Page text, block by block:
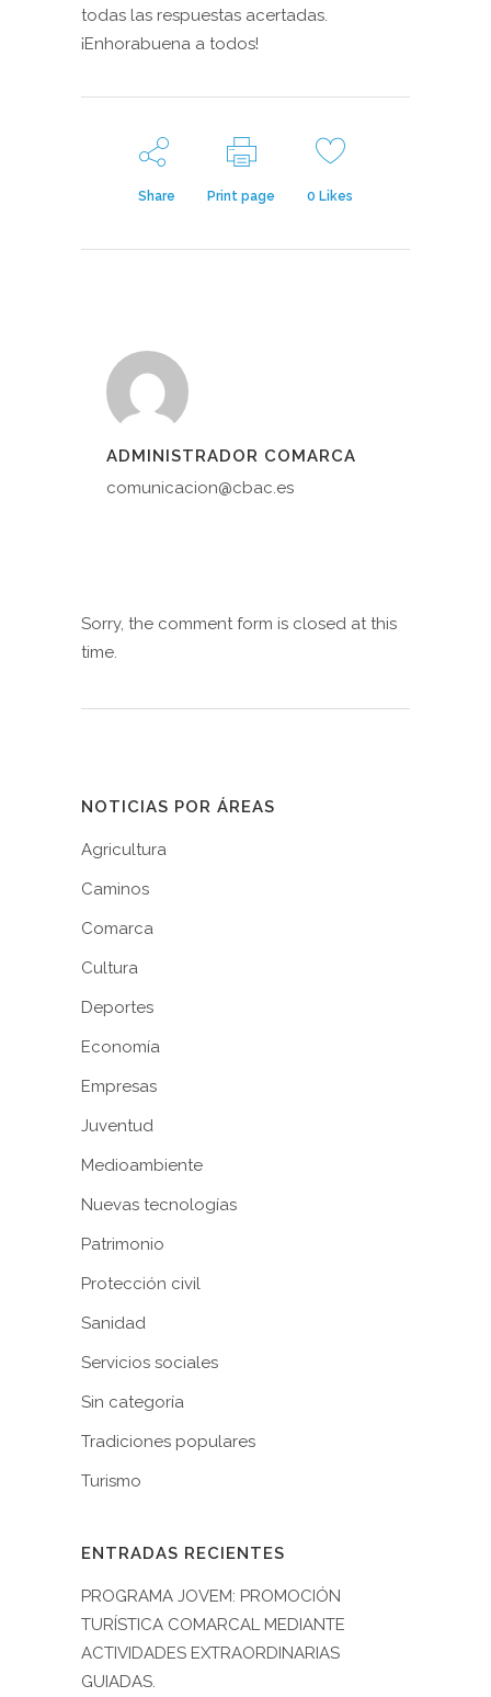
todas las respuestas acertadas.
¡Enhorabuena a todos!
Share Print page 0 Likes
ADMINISTRADOR COMARCA
comunicacion@cbac.es
Sorry, the comment form is closed at this
time.
NOTICIAS POR ÁREAS
Agricultura
Caminos
Comarca
Cultura
Deportes
Economía
Empresas
Juventud
Medioambiente
Nuevas tecnologías
Patrimonio
Protección civil
Sanidad
Servicios sociales
Sin categoría
Tradiciones populares
Turismo
ENTRADAS RECIENTES
PROGRAMA JOVEM: PROMOCIÓN
TURÍSTICA COMARCAL MEDIANTE
ACTIVIDADES EXTRAORDINARIAS
GUIADAS.